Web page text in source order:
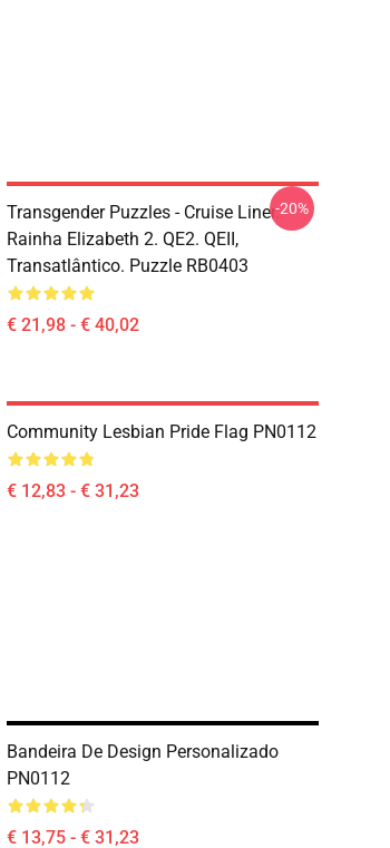
Transgender Puzzles - Cruise Liner.
Rainha Elizabeth 2. QE2. QEII,
Transatlântico. Puzzle RB0403
€ 21,98 - € 40,02
-20%
Community Lesbian Pride Flag PN0112
€ 12,83 - € 31,23
Bandeira De Design Personalizado
PN0112
€ 13,75 - € 31,23